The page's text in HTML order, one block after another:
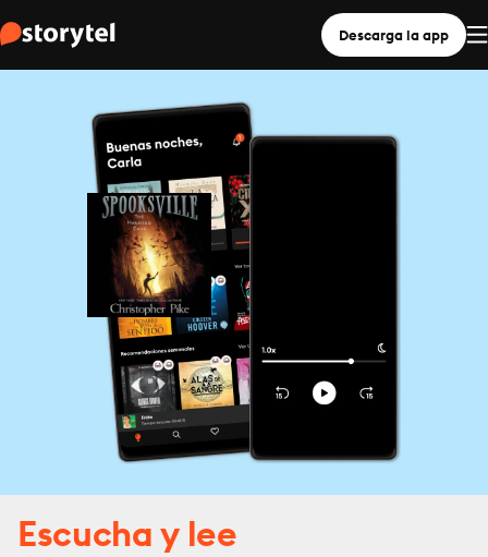
Descarga la app
Escucha y lee